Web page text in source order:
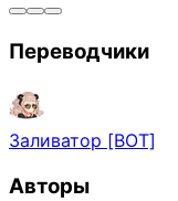
Переводчики
Заливатор [BOT]
Авторы